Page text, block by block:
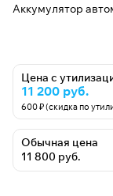
Аккумулятор
Цена с
11 200 руб.
600 ₽ (скидка по
Обычная цена
11 800 руб.